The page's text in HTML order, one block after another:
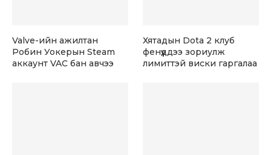
Valve-ийн ажилтан
Робин Уокерын Steam
аккаунт VAC бан авчээ
Хятадын Dota 2 клуб
фенүүддээ зориулж
лимиттэй виски гаргалаа